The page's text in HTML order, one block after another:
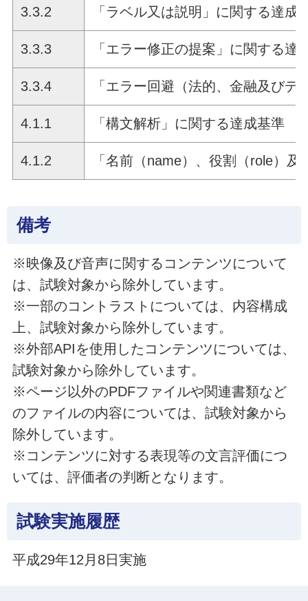
3.3.2 「ラベル又は説明」に関する達成
3.3.3 「エラー修正の提案」に関する達
3.3.4 「エラー回避（法的、金融及び
4.1.1 「構文解析」に関する達成基準
4.1.2 「名前（name）、役割（role）
備考
※映像及び音声に関するコンテンツについて
は、試験対象から除外しています。
※一部のコントラストについては、内容構成
上、試験対象から除外しています。
※外部APIを使用したコンテンツについては、
試験対象から除外しています。
※ページ以外のPDFファイルや関連書類など
のファイルの内容については、試験対象から
除外しています。
※コンテンツに対する表現等の文言評価につ
いては、評価者の判断となります。
試験実施履歴
平成29年12月8日実施